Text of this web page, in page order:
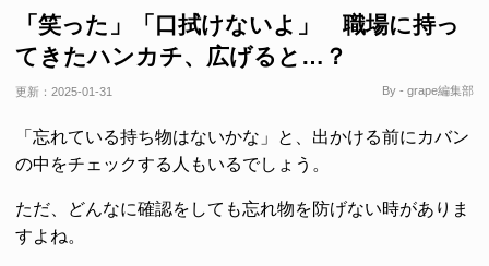
「笑った」「口拭けないよ」 職場に持っ
てきたハンカチ、広げると…？
更新： 2025-01-31 By - grape編集部
「忘れている持ち物はないかな」と、出かける前にカバン
の中をチェックする人もいるでしょう。
ただ、どんなに確認をしても忘れ物を防げない時がありま
すよね。